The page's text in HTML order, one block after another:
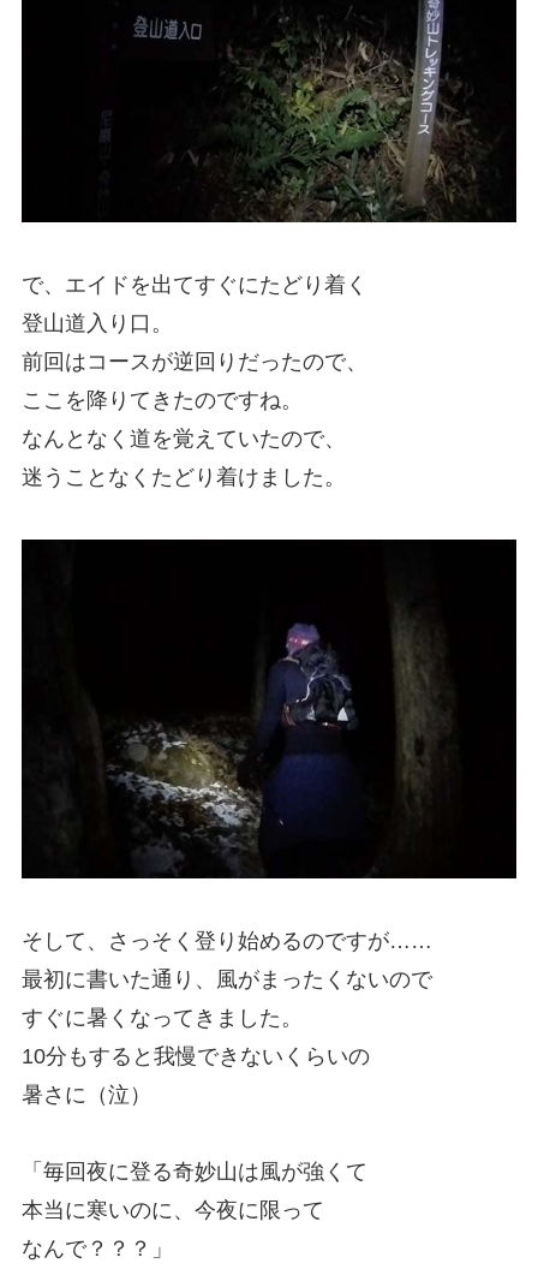
で、エイドを出てすぐにたどり着く
登山道入り口。
前回はコースが逆回りだったので、
ここを降りてきたのですね。
なんとなく道を覚えていたので、
迷うことなくたどり着けました。
そして、さっそく登り始めるのですが……
最初に書いた通り、風がまったくないので
すぐに暑くなってきました。
10分もすると我慢できないくらいの
暑さに（泣）
「毎回夜に登る奇妙山は風が強くて
本当に寒いのに、今夜に限って
なんで？？？」